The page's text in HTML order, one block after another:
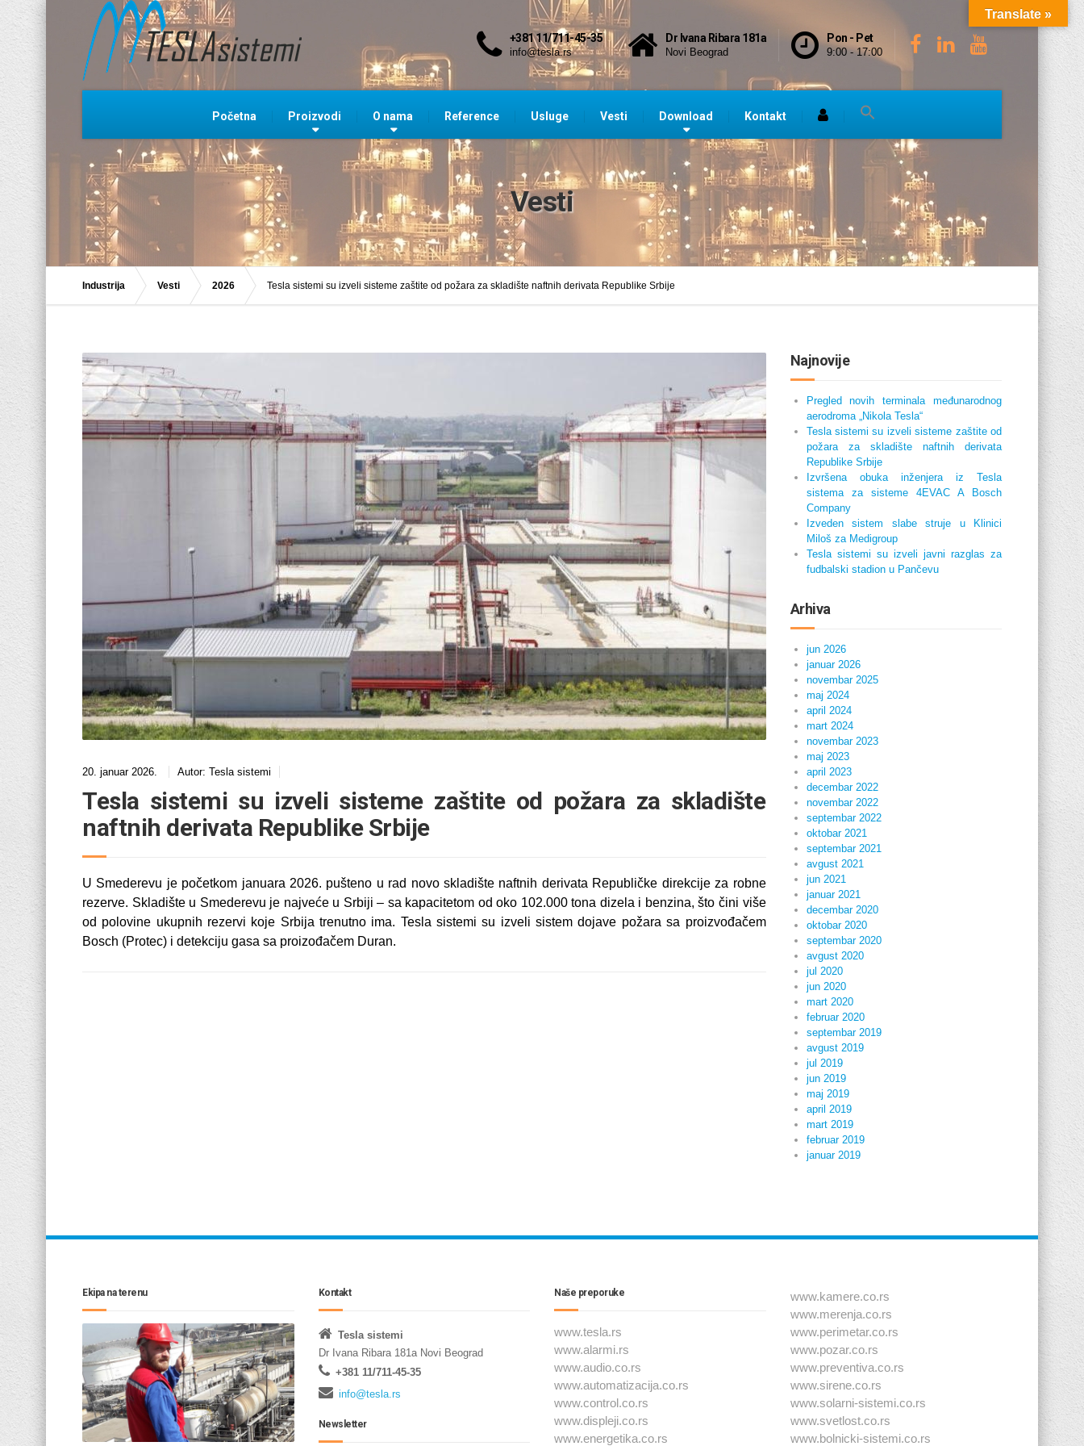
+381 11/711-45-35
info@tesla.rs
Dr Ivana Ribara 181a
Novi Beograd
Pon - Pet
9:00 - 17:00
Početna Proizvodi O nama Reference Usluge Vesti Download Kontakt
Vesti
Industrija Vesti 2026 Tesla sistemi su izveli sisteme zaštite od požara za skladište naftnih derivata Republike Srbije
20. januar 2026. Autor: Tesla sistemi
Tesla sistemi su izveli sisteme zaštite od požara za skladište
naftnih derivata Republike Srbije
U Smederevu je početkom januara 2026. pušteno u rad novo skladište naftnih derivata Republičke direkcije za robne
rezerve. Skladište u Smederevu je najveće u Srbiji – sa kapacitetom od oko 102.000 tona dizela i benzina, što čini više
od polovine ukupnih rezervi koje Srbija trenutno ima. Tesla sistemi su izveli sistem dojave požara sa proizvođačem
Bosch (Protec) i detekciju gasa sa proizođačem Duran.
Najnovije
Pregled novih terminala međunarodnog
aerodroma „Nikola Tesla“
Tesla sistemi su izveli sisteme zaštite od
požara za skladište naftnih derivata
Republike Srbije
Izvršena obuka inženjera iz Tesla
sistema za sisteme 4EVAC A Bosch
Company
Izveden sistem slabe struje u Klinici
Miloš za Medigroup
Tesla sistemi su izveli javni razglas za
fudbalski stadion u Pančevu
Arhiva
jun 2026
januar 2026
novembar 2025
maj 2024
april 2024
mart 2024
novembar 2023
maj 2023
april 2023
decembar 2022
novembar 2022
septembar 2022
oktobar 2021
septembar 2021
avgust 2021
jun 2021
januar 2021
decembar 2020
oktobar 2020
septembar 2020
avgust 2020
jul 2020
jun 2020
mart 2020
februar 2020
septembar 2019
avgust 2019
jul 2019
jun 2019
maj 2019
april 2019
mart 2019
februar 2019
januar 2019
Ekipa na terenu Kontakt
Tesla sistemi
Dr Ivana Ribara 181a Novi Beograd
+381 11/711-45-35
info@tesla.rs
Newsletter
Naše preporuke
www.tesla.rs
www.alarmi.rs
www.audio.co.rs
www.automatizacija.co.rs
www.control.co.rs
www.displeji.co.rs
www.energetika.co.rs
www.kamere.co.rs
www.merenja.co.rs
www.perimetar.co.rs
www.pozar.co.rs
www.preventiva.co.rs
www.sirene.co.rs
www.solarni-sistemi.co.rs
www.svetlost.co.rs
www.bolnicki-sistemi.co.rs
Translate »